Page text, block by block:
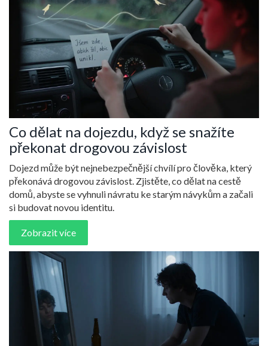
Co dělat na dojezdu, když se snažíte
překonat drogovou závislost
Dojezd může být nejnebezpečnější chvílí pro člověka, který
překonává drogovou závislost. Zjistěte, co dělat na cestě
domů, abyste se vyhnuli návratu ke starým návykům a začali
si budovat novou identitu.
Zobrazit více